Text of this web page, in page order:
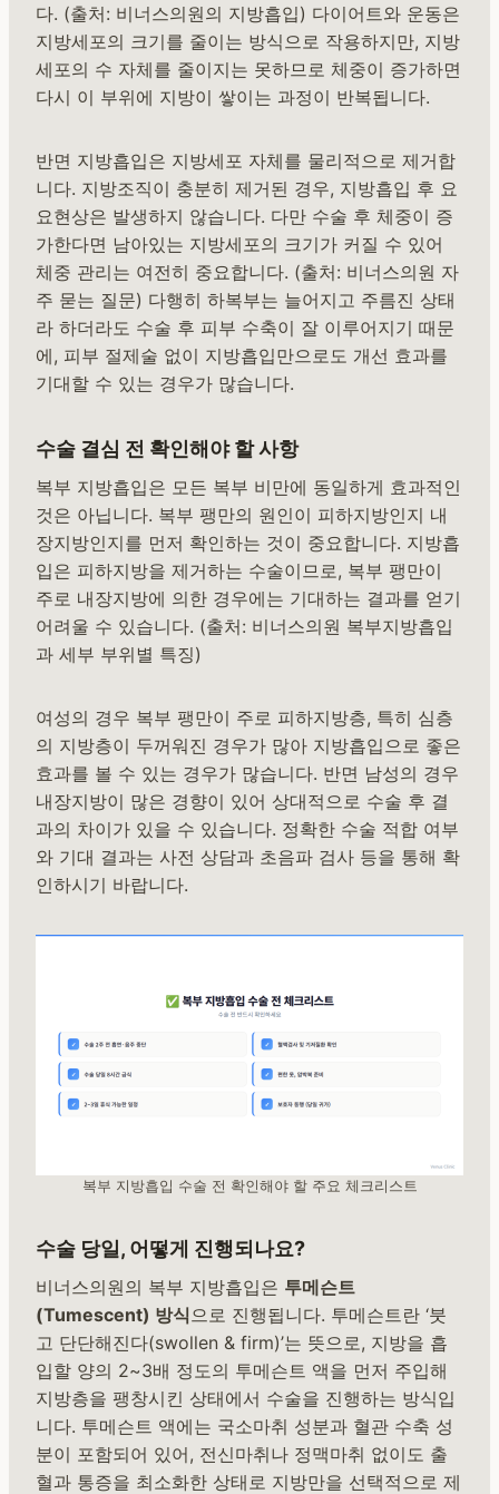
다. (출처: 비너스의원의 지방흡입) 다이어트와 운동은
지방세포의 크기를 줄이는 방식으로 작용하지만, 지방
세포의 수 자체를 줄이지는 못하므로 체중이 증가하면
다시 이 부위에 지방이 쌓이는 과정이 반복됩니다.
반면 지방흡입은 지방세포 자체를 물리적으로 제거합
니다. 지방조직이 충분히 제거된 경우, 지방흡입 후 요
요현상은 발생하지 않습니다. 다만 수술 후 체중이 증
가한다면 남아있는 지방세포의 크기가 커질 수 있어
체중 관리는 여전히 중요합니다. (출처: 비너스의원 자
주 묻는 질문) 다행히 하복부는 늘어지고 주름진 상태
라 하더라도 수술 후 피부 수축이 잘 이루어지기 때문
에, 피부 절제술 없이 지방흡입만으로도 개선 효과를
기대할 수 있는 경우가 많습니다.
수술 결심 전 확인해야 할 사항
복부 지방흡입은 모든 복부 비만에 동일하게 효과적인
것은 아닙니다. 복부 팽만의 원인이 피하지방인지 내
장지방인지를 먼저 확인하는 것이 중요합니다. 지방흡
입은 피하지방을 제거하는 수술이므로, 복부 팽만이
주로 내장지방에 의한 경우에는 기대하는 결과를 얻기
어려울 수 있습니다. (출처: 비너스의원 복부지방흡입
과 세부 부위별 특징)
여성의 경우 복부 팽만이 주로 피하지방층, 특히 심층
의 지방층이 두꺼워진 경우가 많아 지방흡입으로 좋은
효과를 볼 수 있는 경우가 많습니다. 반면 남성의 경우
내장지방이 많은 경향이 있어 상대적으로 수술 후 결
과의 차이가 있을 수 있습니다. 정확한 수술 적합 여부
와 기대 결과는 사전 상담과 초음파 검사 등을 통해 확
인하시기 바랍니다.
복부 지방흡입 수술 전 확인해야 할 주요 체크리스트
수술 당일, 어떻게 진행되나요?
비너스의원의 복부 지방흡입은 투메슨트
(Tumescent) 방식 으로 진행됩니다. 투메슨트란 ‘붓
고 단단해진다(swollen & firm)’는 뜻으로, 지방을 흡
입할 양의 2~3배 정도의 투메슨트 액을 먼저 주입해
지방층을 팽창시킨 상태에서 수술을 진행하는 방식입
니다. 투메슨트 액에는 국소마취 성분과 혈관 수축 성
분이 포함되어 있어, 전신마취나 정맥마취 없이도 출
혈과 통증을 최소화한 상태로 지방만을 선택적으로 제